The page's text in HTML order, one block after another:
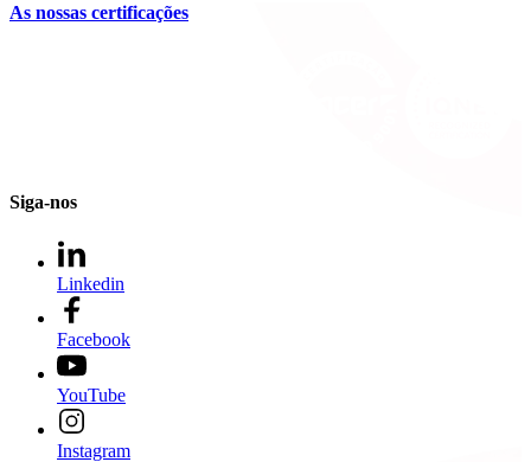
As nossas certificações
Siga-nos
Linkedin
Facebook
YouTube
Instagram